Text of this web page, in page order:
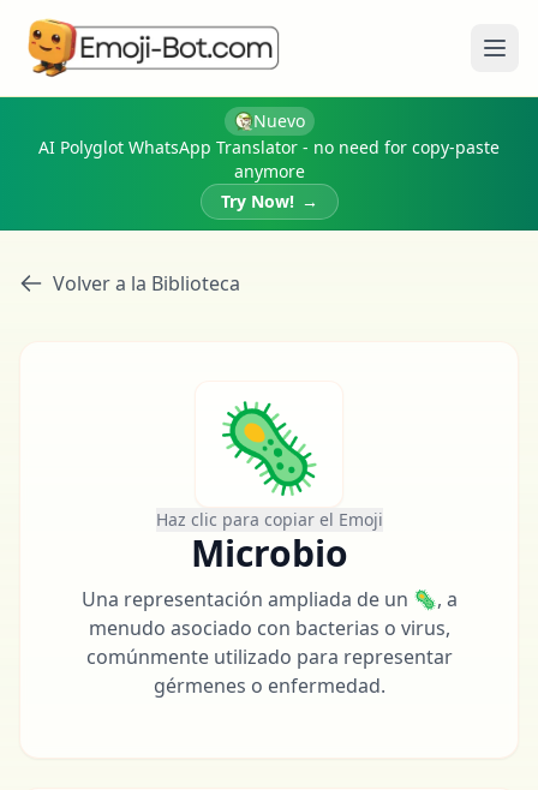
Nuevo
AI Polyglot WhatsApp Translator - no need for copy-paste
anymore
Try Now! →
Volver a la Biblioteca
🦠
Haz clic para copiar el Emoji
Microbio
Una representación ampliada de un 🦠, a
menudo asociado con bacterias o virus,
comúnmente utilizado para representar
gérmenes o enfermedad.